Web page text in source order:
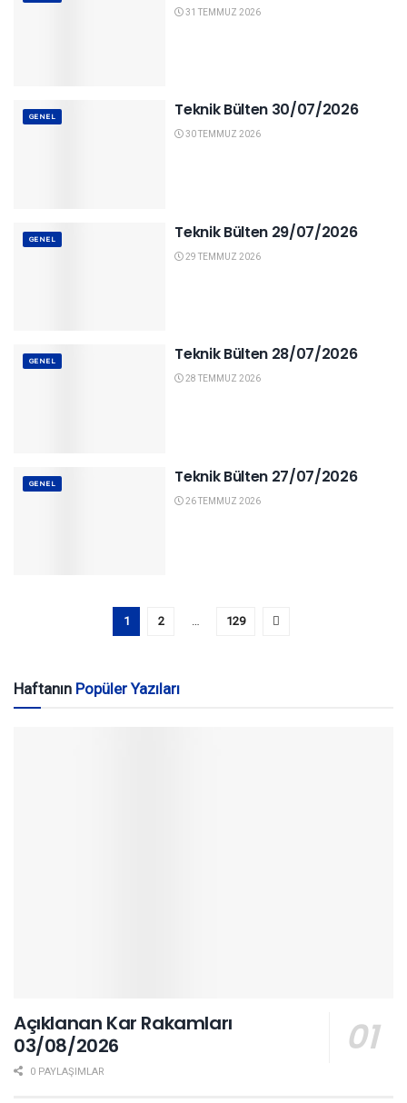
31 TEMMUZ 2026
GENEL Teknik Bülten 30/07/2026
30 TEMMUZ 2026
GENEL Teknik Bülten 29/07/2026
29 TEMMUZ 2026
GENEL Teknik Bülten 28/07/2026
28 TEMMUZ 2026
GENEL Teknik Bülten 27/07/2026
26 TEMMUZ 2026
1 2 … 129
Haftanın Popüler Yazıları
Açıklanan Kar Rakamları
03/08/2026
0 PAYLAŞIMLAR